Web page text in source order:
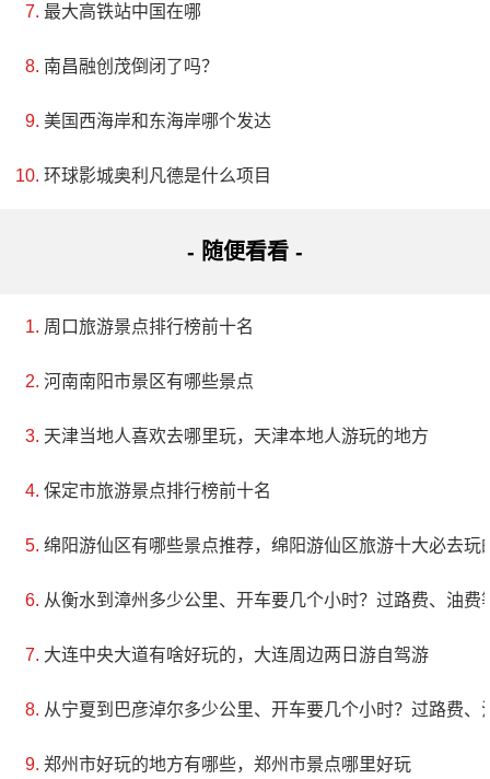
最大高铁站中国在哪
南昌融创茂倒闭了吗？
美国西海岸和东海岸哪个发达
环球影城奥利凡德是什么项目
- 随便看看 -
周口旅游景点排行榜前十名
河南南阳市景区有哪些景点
天津当地人喜欢去哪里玩，天津本地人游玩的地方
保定市旅游景点排行榜前十名
绵阳游仙区有哪些景点推荐，绵阳游仙区旅游十大必去玩
从衡水到漳州多少公里、开车要几个小时？过路费、油费
大连中央大道有啥好玩的，大连周边两日游自驾游
从宁夏到巴彦淖尔多少公里、开车要几个小时？过路费、
郑州市好玩的地方有哪些，郑州市景点哪里好玩